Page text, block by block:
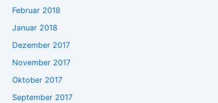
Februar 2018
Januar 2018
Dezember 2017
November 2017
Oktober 2017
September 2017